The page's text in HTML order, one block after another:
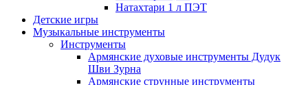
Натахтари 1 л ПЭТ
Детские игры
Музыкальные инструменты
Инструменты
Армянские духовые инструменты Дудук
Шви Зурна
Армянские струнные инструменты